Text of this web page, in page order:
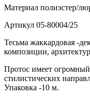
Материал полиэстер/
Артикул 05-80004/25
Тесьма жаккардовая -
композиции,
Протос имеет
стилистических
Упаковка -10 м.